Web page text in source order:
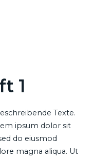
1
Texte.
ipsum dolor sit
do eiusmod
magna aliqua. Ut